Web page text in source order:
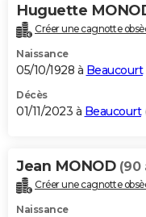
Huguette
Créer une cagnotte
Naissance
05/10/1928 à Beaucourt
Décès
01/11/2023 à Beaucourt
Jean MONOD (90
Créer une cagnotte
Naissance